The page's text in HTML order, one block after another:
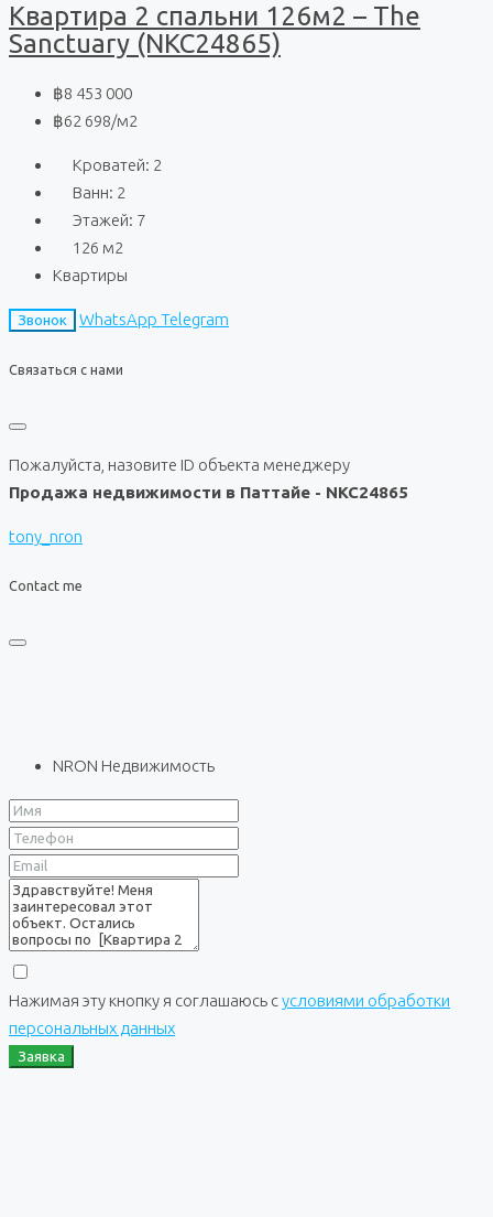
Квартира 2 спальни 126м2 – The
Sanctuary (NKC24865)
฿8 453 000
฿62 698/м2
Кроватей: 2
Ванн: 2
Этажей: 7
126 м2
Квартиры
Звонок WhatsApp Telegram
Связаться с нами
Пожалуйста, назовите ID объекта менеджеру
Продажа недвижимости в Паттайе - NKC24865
tony_nron
Contact me
NRON Недвижимость
Нажимая эту кнопку я соглашаюсь сусловиями обработки
персональных данных
Заявка